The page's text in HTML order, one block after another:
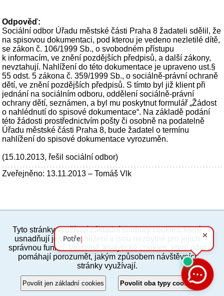
Odpověď:
Sociální odbor Úřadu městské části Praha 8 žadateli sdělil, že
na spisovou dokumentaci, pod kterou je vedeno nezletilé dítě,
se zákon č. 106/1999 Sb., o svobodném přístupu
k informacím, ve znění pozdějších předpisů, a další zákony,
nevztahují. Nahlížení do této dokumentace je upraveno ust.§
55 odst. 5 zákona č. 359/1999 Sb., o sociálně-právní ochraně
dětí, ve znění pozdějších předpisů. S tímto byl již klient při
jednání na sociálním odboru, oddělení sociálně-právní
ochrany dětí, seznámen, a byl mu poskytnut formulář „Žádost
o nahlédnutí do spisové dokumentace“. Na základě podání
této žádosti prostřednictvím pošty či osobně na podatelně
Úřadu městské části Praha 8, bude žadatel o termínu
nahlížení do spisové dokumentace vyrozuměn.
(15.10.2013, řešil sociální odbor)
Zveřejněno: 13.11.2013 – Tomáš Vlk
ENG
Povinné a praktické informace
© 2012–2019 MČ Praha 8
Tyto stránky využívají základní soubory cookies, které
usnadňují jejich prohlížení a jsou nezbytné pro jejich
správnou funkci. Volitelně analytické cookies, které nám
pomáhají porozumět, jakým způsobem návštěvníci
stránky využívají.
Povolit jen základní cookies Povolit oba typy cookies